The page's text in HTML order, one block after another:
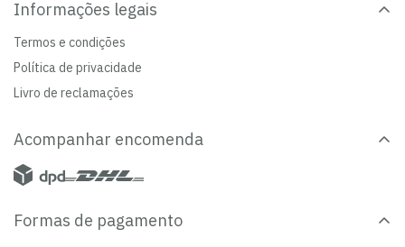
Informações legais
Termos e condições
Política de privacidade
Livro de reclamações
Acompanhar encomenda
Formas de pagamento